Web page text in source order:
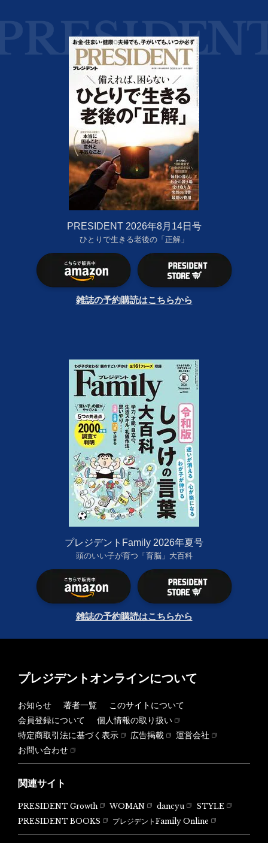
PRESIDENT 2026年8月14日号
ひとりで生きる老後の「正解」
雑誌の予約購読はこちらから
プレジデントFamily 2026年夏号
頭のいい子が育つ「育脳」大百科
雑誌の予約購読はこちらから
プレジデントオンラインについて
お知らせ 著者一覧
このサイトについて
会員登録について
個人情報の取り扱い
特定商取引法に基づく表示
広告掲載
運営会社
お問い合わせ
関連サイト
PRESIDENT Growth WOMAN dancyu
STYLE
PRESIDENT BOOKS
プレジデントFamily Online